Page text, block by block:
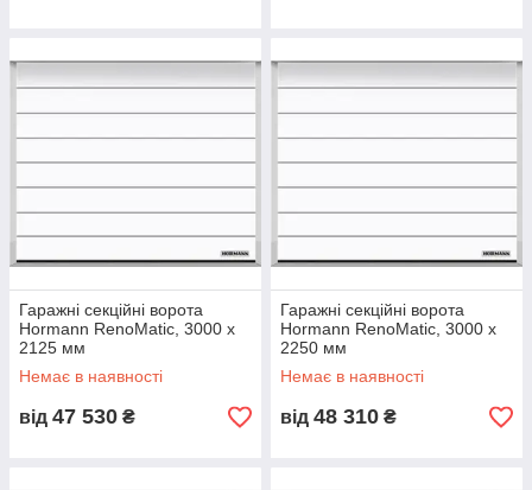
Гаражні секційні ворота
Hormann RenoMatic, 3000 x
2125 мм
Немає в наявності
від 47 530 ₴
Гаражні секційні ворота
Hormann RenoMatic, 3000 x
2250 мм
Немає в наявності
від 48 310 ₴